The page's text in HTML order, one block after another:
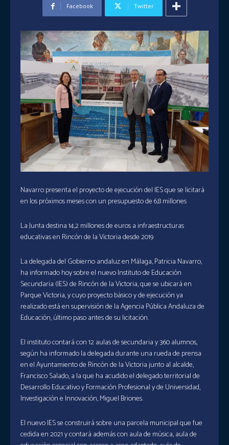
Facebook Twitter
Navarro presenta el proyecto de ejecución del IES que se licitará
en los próximos meses con un presupuesto de 6,8 millones
La Junta destina 14,2 millones de euros a infraestructuras
educativas en Rincón de la Victoria desde 2019
La delegada del Gobierno andaluz en Málaga, Patricia Navarro,
ha informado hoy sobre el nuevo Instituto de Educación
Secundaria (IES) de Rincón de la Victoria, que se ubicará en
Parque Victoria, y cuyo proyecto básico y de ejecución ya
realizado está en supervisión de la Agencia Pública Andaluza de
Educación, último paso antes de su licitación.
El instituto contará con 12 aulas de secundaria y 360 alumnos,
según ha informado la delegada durante una rueda de prensa
en el Ayuntamiento de Rincón de la Victoria junto al alcalde,
Francisco Salado, a la que ha acudido el delegado territorial de
Desarrollo Educativo y Formación Profesional y de Universidad,
Investigación e Innovación, Miguel Briones.
El nuevo IES se construirá sobre una parcela municipal que fue
cedida en 2021 y contará además con aula de música, aula de